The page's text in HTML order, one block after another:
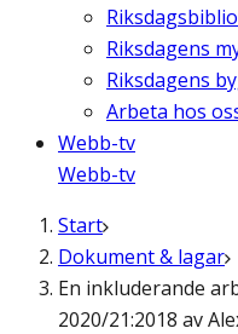
Riksdagens
Riksdagens
Arbeta hos
Webb-tv
Webb-tv
Start
Dokument & lagar
En inkluderande
2020/21:2018 av